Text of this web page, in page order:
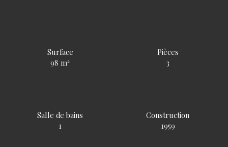
Surface
98m²
Pièces
3
Salle de bains
1
Construction
1959